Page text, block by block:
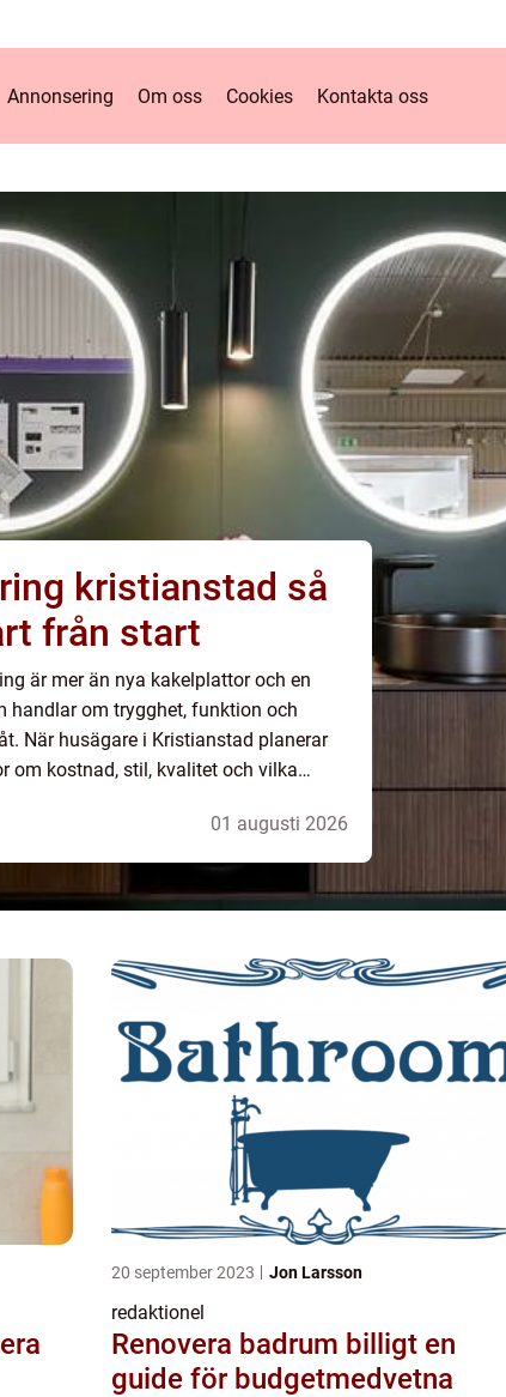
Annonsering Om oss Cookies Kontakta oss
kristianstad så
från start
är mer än nya kakelplattor och en
handlar om trygghet, funktion och
När husägare i Kristianstad planerar
om kostnad, stil, kvalitet och vilka
01 augusti 2026
20 september 2023 Jon Larsson
redaktionel
Renovera badrum billigt en
guide för budgetmedvetna